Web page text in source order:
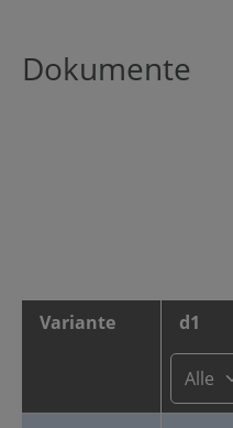
Dokumente
Variante d1